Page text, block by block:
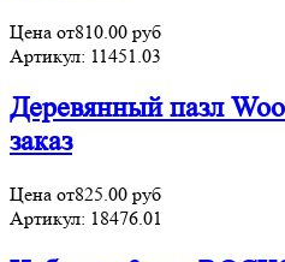
Цена от810.00 руб
Артикул: 11451.03
Деревянный пазл
заказ
Цена от825.00 руб
Артикул: 18476.01